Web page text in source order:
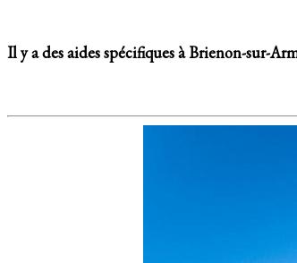
Il y a des aides spécifiques à Brienon-sur-